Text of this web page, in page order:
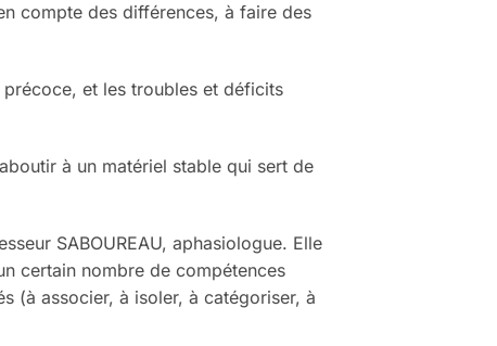
compte des différences, à faire des
et les troubles et déficits
à un matériel stable qui sert de
SABOUREAU, aphasiologue. Elle
certain nombre de compétences
(à associer, à isoler, à catégoriser, à